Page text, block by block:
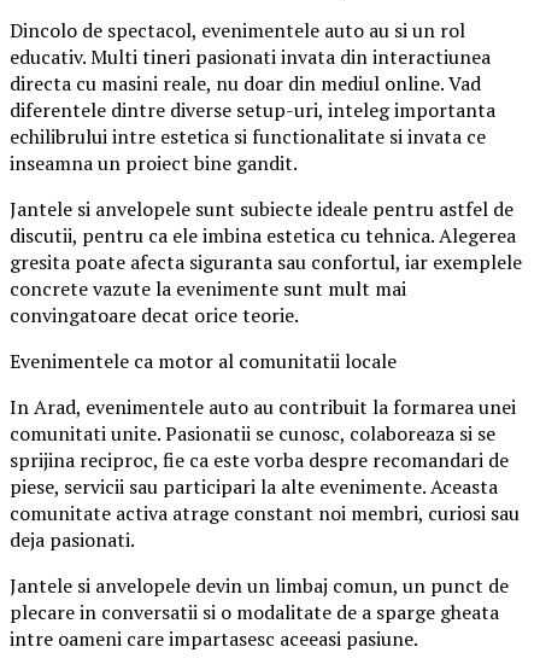
Dincolo de spectacol, evenimentele auto au si un rol
educativ. Multi tineri pasionati invata din interactiunea
directa cu masini reale, nu doar din mediul online. Vad
diferentele dintre diverse setup-uri, inteleg importanta
echilibrului intre estetica si functionalitate si invata ce
inseamna un proiect bine gandit.
Jantele si anvelopele sunt subiecte ideale pentru astfel de
discutii, pentru ca ele imbina estetica cu tehnica. Alegerea
gresita poate afecta siguranta sau confortul, iar exemplele
concrete vazute la evenimente sunt mult mai
convingatoare decat orice teorie.
Evenimentele ca motor al comunitatii locale
In Arad, evenimentele auto au contribuit la formarea unei
comunitati unite. Pasionatii se cunosc, colaboreaza si se
sprijina reciproc, fie ca este vorba despre recomandari de
piese, servicii sau participari la alte evenimente. Aceasta
comunitate activa atrage constant noi membri, curiosi sau
deja pasionati.
Jantele si anvelopele devin un limbaj comun, un punct de
plecare in conversatii si o modalitate de a sparge gheata
intre oameni care impartasesc aceeasi pasiune.